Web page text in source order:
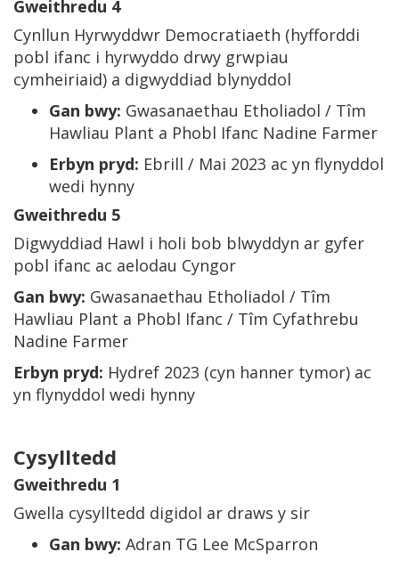
Gweithredu 4
Cynllun Hyrwyddwr Democratiaeth (hyfforddi
pobl ifanc i hyrwyddo drwy grwpiau
cymheiriaid) a digwyddiad blynyddol
Gan bwy: Gwasanaethau Etholiadol / Tîm
Hawliau Plant a Phobl Ifanc Nadine Farmer
Erbyn pryd: Ebrill / Mai 2023 ac yn flynyddol
wedi hynny
Gweithredu 5
Digwyddiad Hawl i holi bob blwyddyn ar gyfer
pobl ifanc ac aelodau Cyngor
Gan bwy: Gwasanaethau Etholiadol / Tîm
Hawliau Plant a Phobl Ifanc / Tîm Cyfathrebu
Nadine Farmer
Erbyn pryd: Hydref 2023 (cyn hanner tymor) ac
yn flynyddol wedi hynny
Cysylltedd
Gweithredu 1
Gwella cysylltedd digidol ar draws y sir
Gan bwy: Adran TG Lee McSparron